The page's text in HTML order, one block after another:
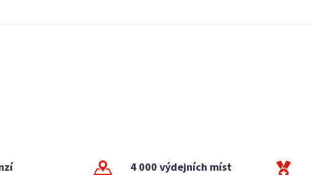
4 000 výdejních míst